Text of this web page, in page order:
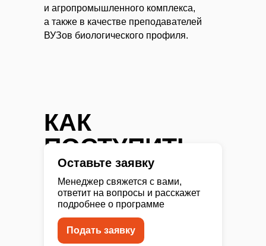
и агропромышленного комплекса,
а также в качестве преподавателей
ВУЗов биологического профиля.
КАК
ПОСТУПИТЬ
Оставьте заявку
Менеджер свяжется с вами,
ответит на вопросы и расскажет
подробнее о программе
Подать заявку